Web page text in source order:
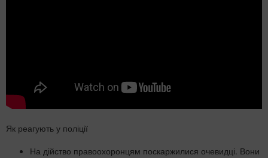
Як реагують у поліції
На дійство правоохоронцям поскаржилися очевидці. Вони